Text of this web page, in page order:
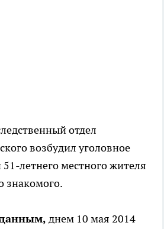
отдел
возбудил уголовное
летнего местного жителя
знакомого.
днем 10 мая 2014